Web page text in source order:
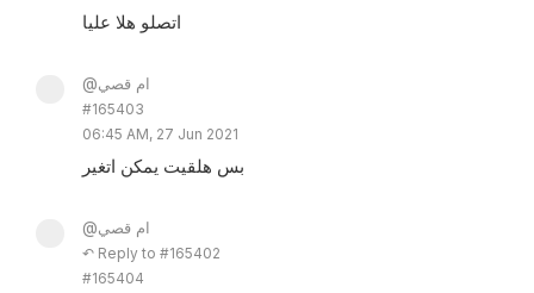
اتصلو هلا عليا
@ام قصي
#165403
06:45 AM, 27 Jun 2021
بس هلقيت يمكن اتغير
@ام قصي
↶ Reply to #165402
#165404